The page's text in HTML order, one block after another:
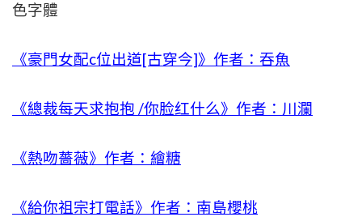
色字體
《豪門女配c位出道[古穿今]》作者：吞魚
《總裁每天求抱抱 /你脸红什么》作者：川瀾
《熱吻薔薇》作者：繪糖
《給你祖宗打電話》作者：南島櫻桃